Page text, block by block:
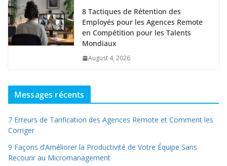
8 Tactiques de Rétention des
Employés pour les Agences Remote
en Compétition pour les Talents
Mondiaux
August 4, 2026
Messages récents
7 Erreurs de Tarification des Agences Remote et Comment les
Corriger
9 Façons d’Améliorer la Productivité de Votre Équipe Sans
Recourir au Micromanagement